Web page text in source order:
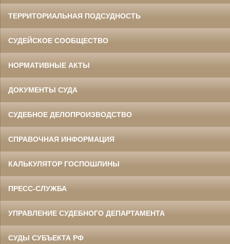
ТЕРРИТОРИАЛЬНАЯ ПОДСУДНОСТЬ
СУДЕЙСКОЕ СООБЩЕСТВО
НОРМАТИВНЫЕ АКТЫ
ДОКУМЕНТЫ СУДА
СУДЕБНОЕ ДЕЛОПРОИЗВОДСТВО
СПРАВОЧНАЯ ИНФОРМАЦИЯ
КАЛЬКУЛЯТОР ГОСПОШЛИНЫ
ПРЕСС-СЛУЖБА
УПРАВЛЕНИЕ СУДЕБНОГО ДЕПАРТАМЕНТА
СУДЫ СУБЪЕКТА РФ